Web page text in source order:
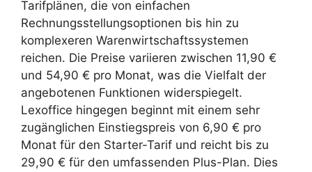
Tarifplänen, die von einfachen
Rechnungsstellungsoptionen bis hin zu
komplexeren Warenwirtschaftssystemen
reichen. Die Preise variieren zwischen 11,90 €
und 54,90 € pro Monat, was die Vielfalt der
angebotenen Funktionen widerspiegelt.
Lexoffice hingegen beginnt mit einem sehr
zugänglichen Einstiegspreis von 6,90 € pro
Monat für den Starter-Tarif und reicht bis zu
29,90 € für den umfassenden Plus-Plan. Dies